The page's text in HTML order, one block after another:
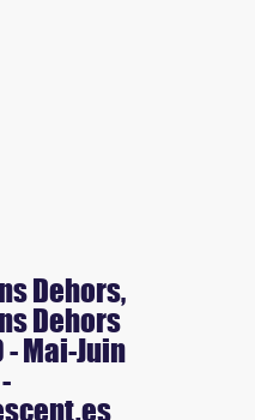
Dehors,
Dehors
- Mai-Juin